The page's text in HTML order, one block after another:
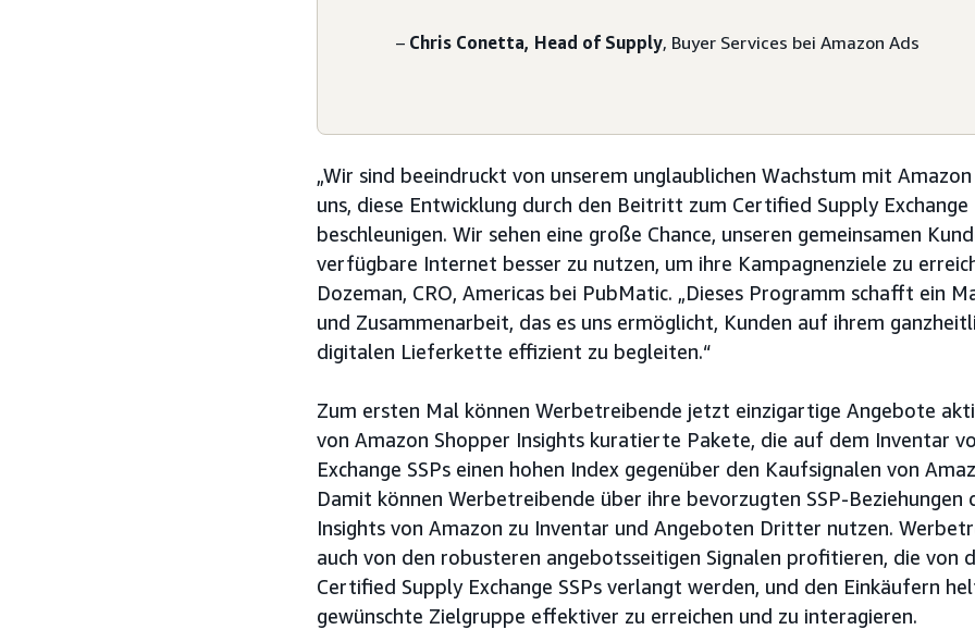
– Chris Conetta, Head of Supply, Buyer Services bei Amazon Ads
„Wir sind beeindruckt von unserem unglaublichen Wachstum mit
uns, diese Entwicklung durch den Beitritt zum Certified Supply
beschleunigen. Wir sehen eine große Chance, unseren gemeinsamen
verfügbare Internet besser zu nutzen, um ihre Kampagnenziele zu
Dozeman, CRO, Americas bei PubMatic. „Dieses Programm schafft ein
und Zusammenarbeit, das es uns ermöglicht, Kunden auf ihrem
digitalen Lieferkette effizient zu begleiten.“
Zum ersten Mal können Werbetreibende jetzt einzigartige Angebote
von Amazon Shopper Insights kuratierte Pakete, die auf dem Inventar
Exchange SSPs einen hohen Index gegenüber den Kaufsignalen von
Damit können Werbetreibende über ihre bevorzugten SSP-
Insights von Amazon zu Inventar und Angeboten Dritter nutzen.
auch von den robusteren angebotsseitigen Signalen profitieren, die von
Certified Supply Exchange SSPs verlangt werden, und den Einkäufern
gewünschte Zielgruppe effektiver zu erreichen und zu interagieren.